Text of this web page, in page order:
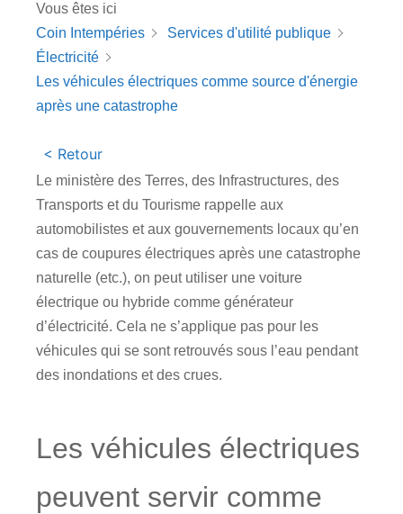
Vous êtes ici
Coin Intempéries
Services d'utilité publique
Électricité
Les véhicules électriques comme source d'énergie
après une catastrophe
< Retour
Le ministère des Terres, des Infrastructures, des
Transports et du Tourisme rappelle aux
automobilistes et aux gouvernements locaux qu’en
cas de coupures électriques après une catastrophe
naturelle (etc.), on peut utiliser une voiture
électrique ou hybride comme générateur
d’électricité. Cela ne s’applique pas pour les
véhicules qui se sont retrouvés sous l’eau pendant
des inondations et des crues.
Les véhicules électriques
peuvent servir comme